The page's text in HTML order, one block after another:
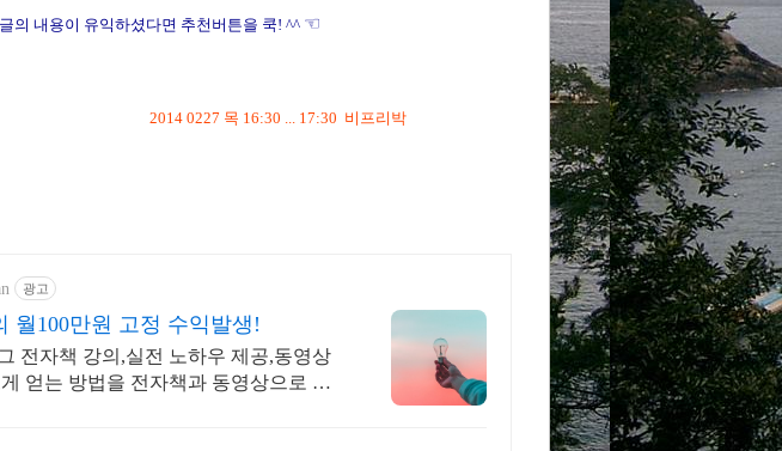
☞글의 내용이 유익하셨다면 추천버튼을 쿡! ^^
2014 0227 목 16:30 ... 17:30 비프리박
광고
월100만원 고정 수익발생!
전자책 강의,실전 노하우 제공,동영상
얻는 방법을 전자책과 동영상으로 초